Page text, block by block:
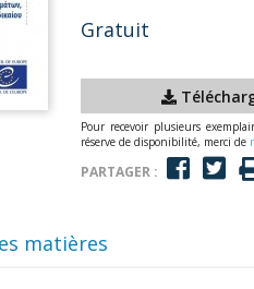
Gratuit
Pour recevoir plusieurs
réserve de disponibilité, merci de
PARTAGER :
matières